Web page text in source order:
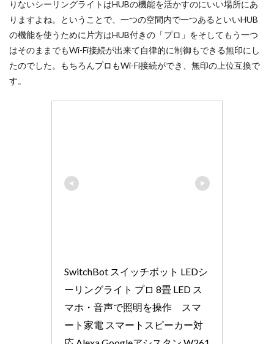
りないシーリングライトはHUBの機能を活かすのにいい場所にあ
りますよね。ということで、一つの空間内で一つあるといいHUB
の機能を使うために片方はHUB付きの「プロ」をそしてもう一つ
はそのままでもWi-Fi接続が出来て自律的に制御もできる無印にし
たのでした。もちろんプロもWi-Fi接続ができ、無印の上位互換で
す。
SwitchBot スイッチボット LEDシ
ーリングライト プロ 8畳 LED ス
マホ・音声で照明を操作　スマ
ート家電 スマートスピーカー対